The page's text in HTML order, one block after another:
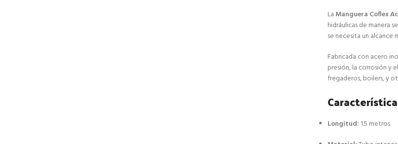
La Manguera Coflex
hidráulicas de manera
se necesita un alcance
Fabricada con acero
presión, la corrosión y
fregaderos, boilers, y
Longitud: 1.5 metros